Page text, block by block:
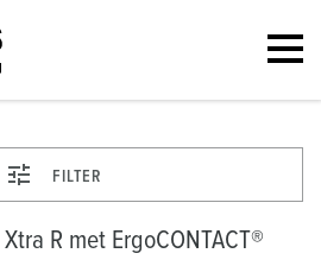
FILTER
R met ErgoCONTACT®